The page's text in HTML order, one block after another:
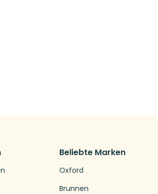
Beliebte Marken
Oxford
Brunnen